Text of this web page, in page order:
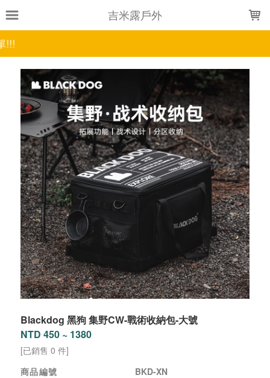
吉米露戶外
Blackdog 黑狗 集野CW-戰術收納包-大號
NTD 450 ~ 1380
[已銷售 0 件]
商品編號
BKD-XN